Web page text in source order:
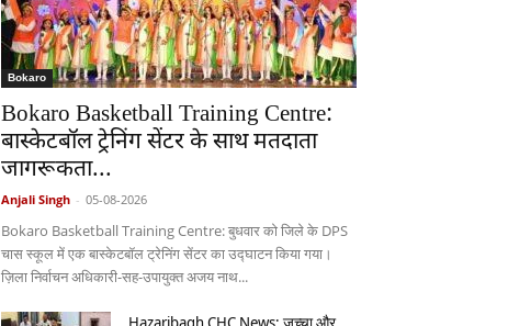
Bokaro
Bokaro Basketball Training Centre:
बास्केटबॉल ट्रेनिंग सेंटर के साथ मतदाता
जागरूकता...
Anjali Singh - 05-08-2026
Bokaro Basketball Training Centre: बुधवार को जिले के DPS
चास स्कूल में एक बास्केटबॉल ट्रेनिंग सेंटर का उद्घाटन किया गया।
ज़िला निर्वाचन अधिकारी-सह-उपायुक्त अजय नाथ...